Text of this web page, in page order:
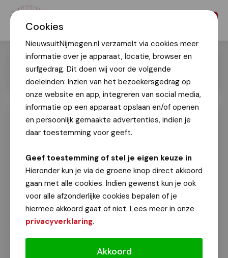
Cookies
NieuwsuitNijmegen.nl verzamelt via cookies meer
informatie over je apparaat, locatie, browser en
surfgedrag. Dit doen wij voor de volgende
doeleinden: Inzien van het bezoekersgedrag op
onze website en app, integreren van social media,
informatie op een apparaat opslaan en/of openen
en persoonlijk gemaakte advertenties, indien je
daar toestemming voor geeft.
Geef toestemming of stel je eigen keuze in
Hieronder kun je via de groene knop direct akkoord
gaan met alle cookies. Indien gewenst kun je ook
voor alle afzonderlijke cookies bepalen of je
hiermee akkoord gaat of niet. Lees meer in onze
privacyverklaring.
Akkoord
Drukke en indrukwekkende herdenking
bombardement van 22 februari 1944
Het college van burgemeester en wethouders was
op zaterdag 22 februari aanwezig bij de herdenking
van en kranslegging voor het bombardement in
1944. Ondanks de regen was het een drukke en
indrukwekkende bijeenkomst. Burgemeester Bruls